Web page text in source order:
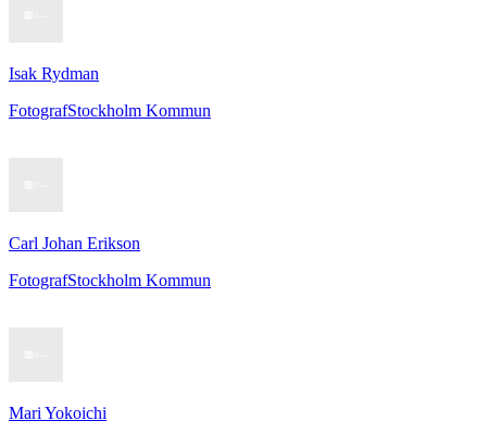
Isak Rydman
FotografStockholm Kommun
Carl Johan Erikson
FotografStockholm Kommun
Mari Yokoichi